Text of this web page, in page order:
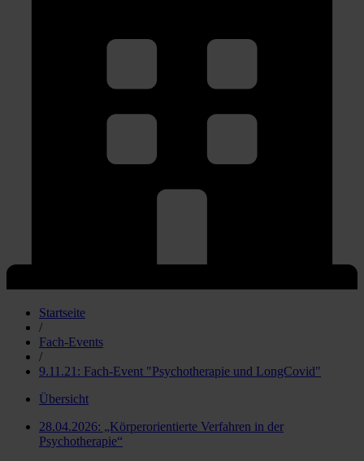
Startseite
/
Fach-Events
/
9.11.21: Fach-Event "Psychotherapie und LongCovid"
Übersicht
28.04.2026: „Körperorientierte Verfahren in der
Psychotherapie“